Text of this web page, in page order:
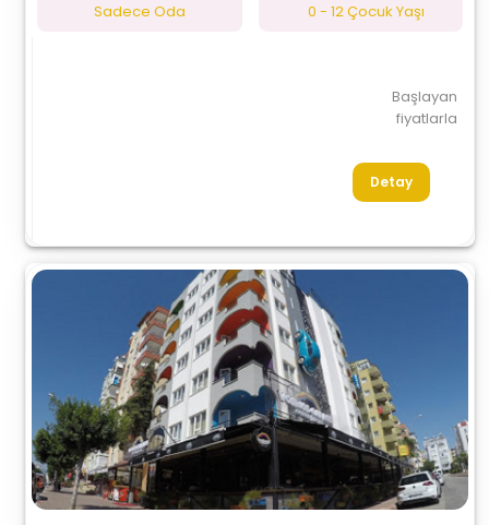
Sadece Oda 0 - 12 Çocuk Yaşı
Başlayan
fiyatlarla
Detay